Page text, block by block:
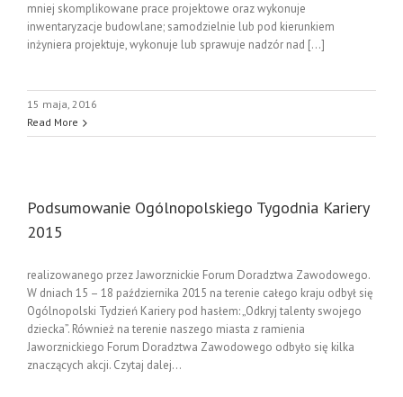
mniej skomplikowane prace projektowe oraz wykonuje
inwentaryzacje budowlane; samodzielnie lub pod kierunkiem
inżyniera projektuje, wykonuje lub sprawuje nadzór nad [...]
15 maja, 2016
Read More
Podsumowanie Ogólnopolskiego Tygodnia Kariery
2015
realizowanego przez Jaworznickie Forum Doradztwa Zawodowego.
W dniach 15 – 18 października 2015 na terenie całego kraju odbył się
Ogólnopolski Tydzień Kariery pod hasłem: „Odkryj talenty swojego
dziecka”. Również na terenie naszego miasta z ramienia
Jaworznickiego Forum Doradztwa Zawodowego odbyło się kilka
znaczących akcji. Czytaj dalej...